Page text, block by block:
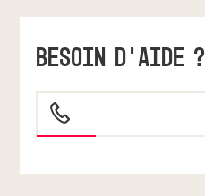
BESOIN D'AIDE ?